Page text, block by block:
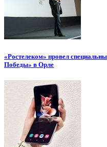
«Ростелеком» провел
Победы» в Орле